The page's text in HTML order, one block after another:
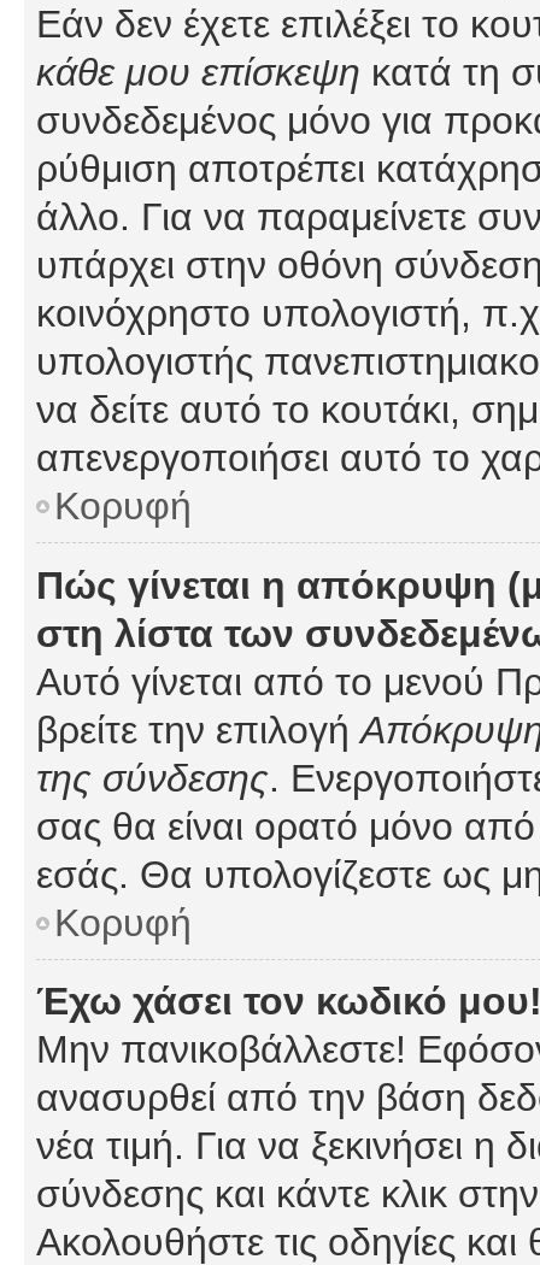
Εάν δεν έχετε επιλέξει το
κάθε μου επίσκεψη κατά τη
συνδεδεμένος μόνο για
ρύθμιση αποτρέπει
άλλο. Για να παραμείνετε
υπάρχει στην οθόνη
κοινόχρηστο υπολογιστή,
υπολογιστής
να δείτε αυτό το κουτάκι,
απενεργοποιήσει αυτό το
Κορυφή
Πώς γίνεται η απόκρυψη
στη λίστα των
Αυτό γίνεται από το μενού
βρείτε την επιλογήΑπόκρυψη
της σύνδεσης.
σας θα είναι ορατό μόνο από
εσάς. Θα υπολογίζεστε ως
Κορυφή
Έχω χάσει τον κωδικό
Μην πανικοβάλλεστε!
ανασυρθεί από την βάση
νέα τιμή. Για να ξεκινήσει η
σύνδεσης και κάντε κλικ
Ακολουθήστε τις οδηγίες